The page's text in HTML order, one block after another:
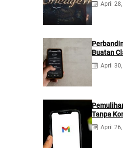
April
Buatan
ChatGPT:
Lebih
April
Tanpa
April